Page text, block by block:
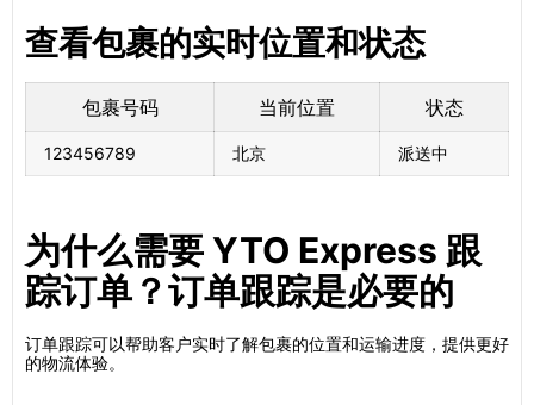
查看包裹的实时位置和状态
包裹号码 当前位置 状态
123456789 北京 派送中
为什么需要 YTO Express 跟
踪订单？订单跟踪是必要的
订单跟踪可以帮助客户实时了解包裹的位置和运输进度，提供更好
的物流体验。